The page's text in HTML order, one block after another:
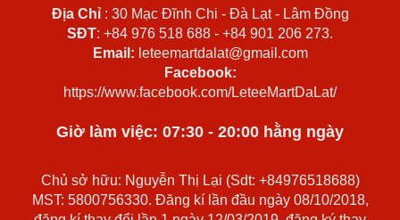
Địa Chỉ: 30 Mạc Đĩnh Chi - Đà Lạt - Lâm Đồng
SĐT: +84 976 518 688 - +84 901 206 273.
Email: leteemartdalat@gmail.com
Facebook:
https://www.facebook.com/LeteeMartDaLat/
Giờ làm việc: 07:30 - 20:00 hằng ngày
Chủ sở hữu: Nguyễn Thị Lại (Sdt: +84976518688)
MST: 5800756330. Đăng kí lần đầu ngày 08/10/2018,